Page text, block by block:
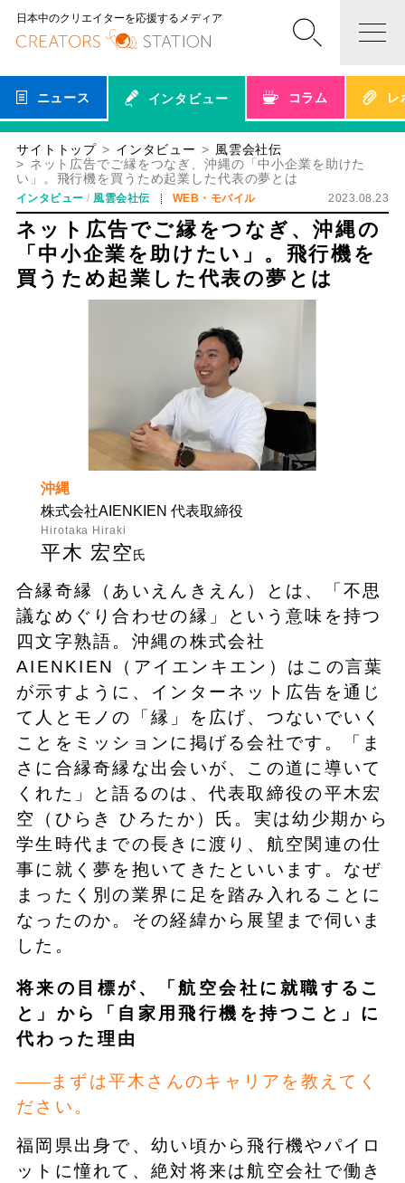
日本中のクリエイターを応援するメディア
ニュース インタビュー コラム レ
サイトトップ インタビュー
風雲会社伝
ネット広告でご縁をつなぎ、沖縄の「中小企業を助けた
い」。飛行機を買うため起業した代表の夢とは
インタビュー 風雲会社伝 WEB・モバイル 2023.08.23
ネット広告でご縁をつなぎ、沖縄の
「中小企業を助けたい」。飛行機を
買うため起業した代表の夢とは
沖縄
株式会社AIENKIEN 代表取締役
Hirotaka Hiraki
平木 宏空氏
合縁奇縁（あいえんきえん）とは、「不思
議なめぐり合わせの縁」という意味を持つ
四文字熟語。沖縄の株式会社
AIENKIEN（アイエンキエン）はこの言葉
が示すように、インターネット広告を通じ
て人とモノの「縁」を広げ、つないでいく
ことをミッションに掲げる会社です。「ま
さに合縁奇縁な出会いが、この道に導いて
くれた」と語るのは、代表取締役の平木宏
空（ひらき ひろたか）氏。実は幼少期から
学生時代までの長きに渡り、航空関連の仕
事に就く夢を抱いてきたといいます。なぜ
まったく別の業界に足を踏み入れることに
なったのか。その経緯から展望まで伺いま
した。
将来の目標が、「航空会社に就職するこ
と」から「自家用飛行機を持つこと」に
代わった理由
まずは平木さんのキャリアを教えてく
ださい。
福岡県出身で、幼い頃から飛行機やパイロ
ットに憧れて、絶対将来は航空会社で働き